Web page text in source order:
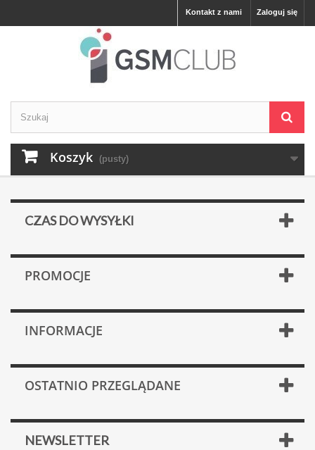
Zaloguj się
Kontakt z nami
Koszyk (pusty)
CZAS DO WYSYŁKI
PROMOCJE
INFORMACJE
OSTATNIO PRZEGLĄDANE
NEWSLETTER